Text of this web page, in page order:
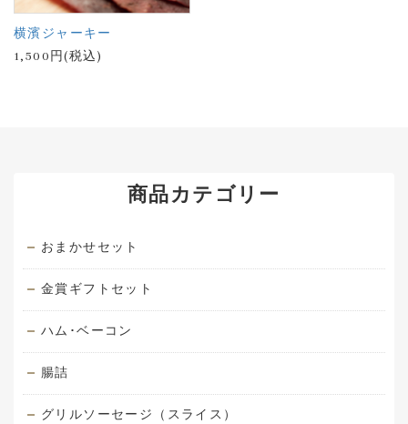
横濱ジャーキー
1,500円(税込)
商品カテゴリー
おまかせセット
金賞ギフトセット
ハム･ベーコン
腸詰
グリルソーセージ（スライス）